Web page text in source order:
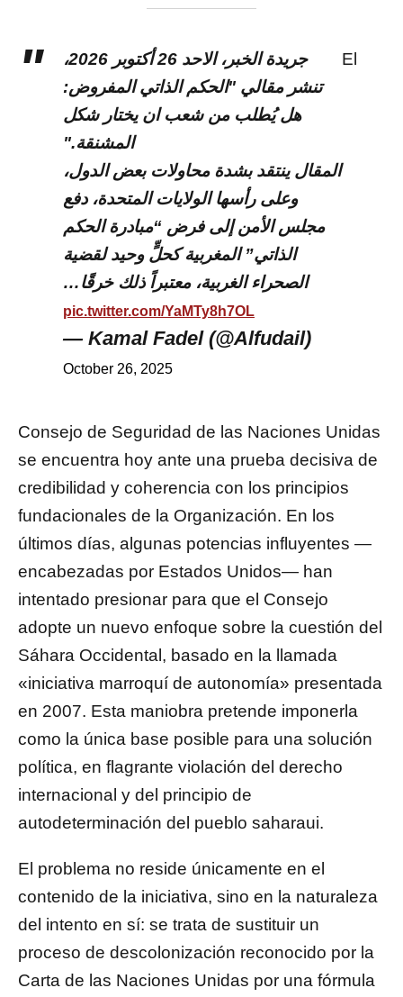
جريدة الخبر، الاحد 26 أكتوبر 2026،
تنشر مقالي "الحكم الذاتي المفروض:
هل يُطلب من شعب ان يختار شكل
المشنقة."
المقال ينتقد بشدة محاولات بعض الدول،
وعلى رأسها الولايات المتحدة، دفع
مجلس الأمن إلى فرض “مبادرة الحكم
الذاتي” المغربية كحلٍّ وحيد لقضية
الصحراء الغربية، معتبراً ذلك خرقًا…
pic.twitter.com/YaMTy8h7OL
— Kamal Fadel (@Alfudail)
October 26, 2025
El
Consejo de Seguridad de las Naciones Unidas
se encuentra hoy ante una prueba decisiva de
credibilidad y coherencia con los principios
fundacionales de la Organización. En los
últimos días, algunas potencias influyentes —
encabezadas por Estados Unidos— han
intentado presionar para que el Consejo
adopte un nuevo enfoque sobre la cuestión del
Sáhara Occidental, basado en la llamada
«iniciativa marroquí de autonomía» presentada
en 2007. Esta maniobra pretende imponerla
como la única base posible para una solución
política, en flagrante violación del derecho
internacional y del principio de
autodeterminación del pueblo saharaui.
El problema no reside únicamente en el
contenido de la iniciativa, sino en la naturaleza
del intento en sí: se trata de sustituir un
proceso de descolonización reconocido por la
Carta de las Naciones Unidas por una fórmula